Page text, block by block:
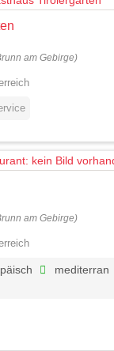
am Gebirge)
am Gebirge)
mediterran